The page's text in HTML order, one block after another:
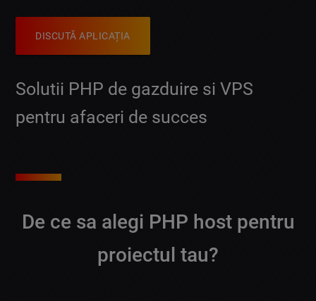
DISCUTĂ APLICAȚIA
Solutii PHP de gazduire si VPS
pentru afaceri de succes
De ce sa alegi PHP hostpentru
proiectul tau?